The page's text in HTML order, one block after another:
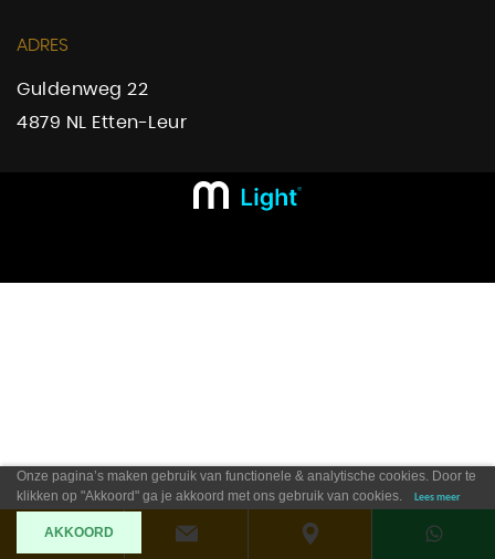
ADRES
Guldenweg 22
4879 NL Etten-Leur
Onze pagina’s maken gebruik van functionele & analytische cookies. Door te
klikken op "Akkoord" ga je akkoord met ons gebruik van cookies.
Lees meer
AKKOORD